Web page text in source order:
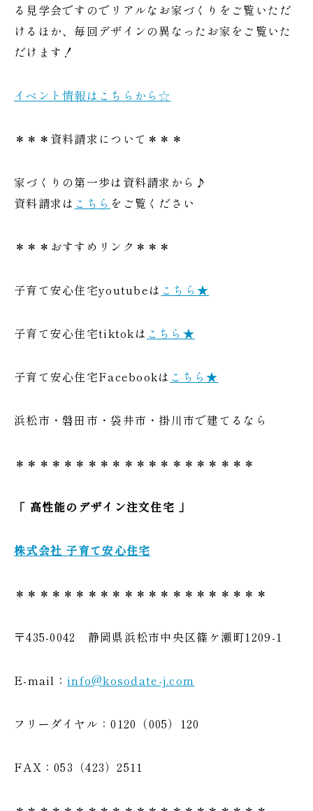
る見学会ですのでリアルなお家づくりをご覧いただ
けるほか、毎回デザインの異なったお家をご覧いた
だけます！
イベント情報はこちらから☆
＊＊＊資料請求について＊＊＊
家づくりの第一歩は資料請求から♪
資料請求は こちら をご覧ください
＊＊＊おすすめリンク＊＊＊
子育て安心住宅youtubeは こちら★
子育て安心住宅tiktokは こちら★
子育て安心住宅Facebookは こちら★
浜松市・磐田市・袋井市・掛川市で建てるなら
＊＊＊＊＊＊＊＊＊＊＊＊＊＊＊＊＊＊＊＊
「 高性能のデザイン注文住宅 」
株式会社 子育て安心住宅
＊＊＊＊＊＊＊＊＊＊＊＊＊＊＊＊＊＊＊＊＊
〒435-0042 静岡県浜松市中央区篠ケ瀬町1209-1
E-mail： info@kosodate-j.com
フリーダイヤル：0120（005）120
FAX：053（423）2511